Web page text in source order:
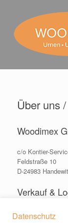
springen
Über uns
Woodimex
c/o Kontier-
Feldstraße 10
D-24983
Verkauf &
E-Mail
Datenschutz